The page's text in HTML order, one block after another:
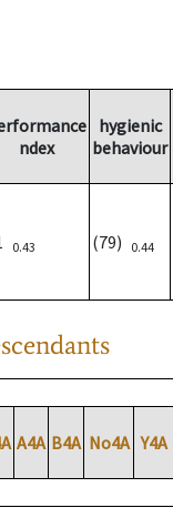
ndex
hygienic
behaviour
0.43 (79) 0.44
A4A B4A No4A Y4A